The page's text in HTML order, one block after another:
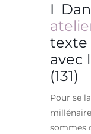
I
texte
avec
(131)
Pour se
sommes